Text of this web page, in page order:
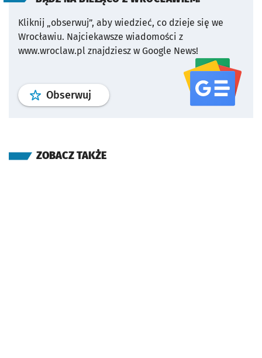
Kliknij „obserwuj”, aby wiedzieć, co dzieje się we
Wrocławiu. Najciekawsze wiadomości z
www.wroclaw.pl znajdziesz w Google News!
Obserwuj profil serwisu
ZOBACZ TAKŻE